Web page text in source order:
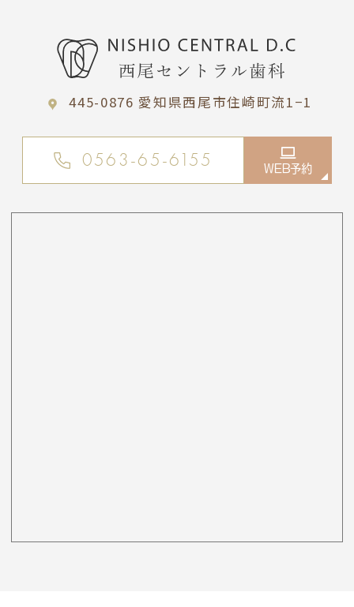
445-0876 愛知県西尾市住崎町流1−1
0563-65-6155 WEB予約